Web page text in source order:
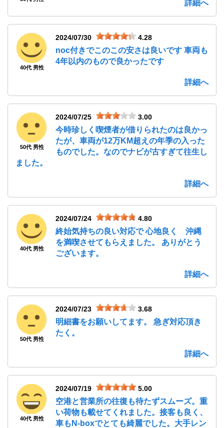
詳細へ
40代 男性
2024/07/30 4.28
noc付きでこのこの安さは良いです 車両も
4年以内のもので良かったです
詳細へ
50代 男性
2024/07/25 3.00
今時珍しく喫煙者が借りられたのは良かっ
たが、車両が12万KM超えの年季の入った
ものでした。なのでナビが古すぎて往生し
ました。
詳細へ
40代 男性
2024/07/24 4.80
終始気持ちの良い対応で 心地良く 沖縄
を満喫させてもらえました。 ありがとう
ございます。
詳細へ
50代 男性
2024/07/23 3.68
明細書をお願いしてます。 急ぎ対応頂き
たく。
詳細へ
40代 男性
2024/07/19 5.00
空港と営業所の往復も待たずスムーズ。重
い荷物も載せてくれました。接客も良く、
車もN-boxでとても綺麗でした。大手レン